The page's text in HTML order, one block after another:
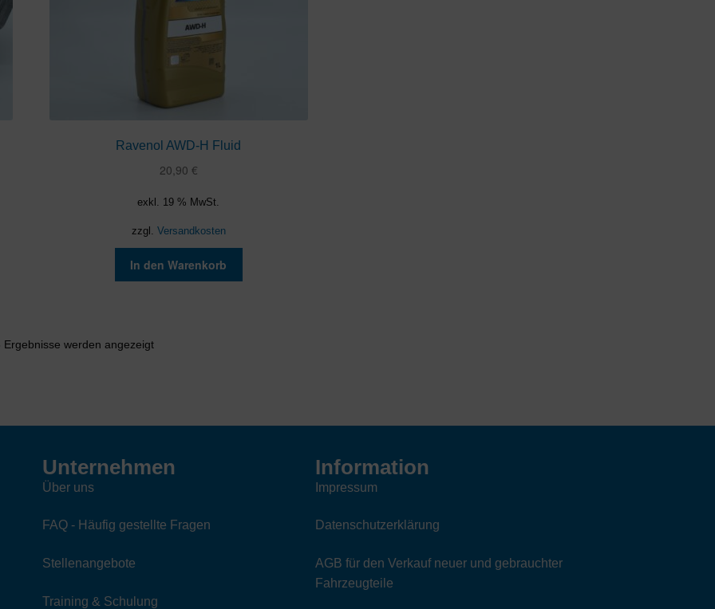
Ravenol AWD-H Fluid
20,90 €
exkl. 19 % MwSt.
zzgl. Versandkosten
In den Warenkorb
Ergebnisse werden angezeigtNach
Unternehmen
Über uns
FAQ - Häufig gestellte Fragen
Stellenangebote
Training & Schulung
Information
Impressum
Datenschutzerklärung
AGB für den Verkauf neuer und gebrauchter
Fahrzeugteile